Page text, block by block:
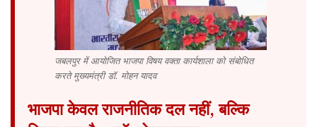
जबलपुर में आयोजित भाजपा विषय वक्ता कार्यशाला को संबोधित
करते मुख्यमंत्री डॉ. मोहन यादव
भाजपा केवल राजनीतिक दल नहीं, बल्कि